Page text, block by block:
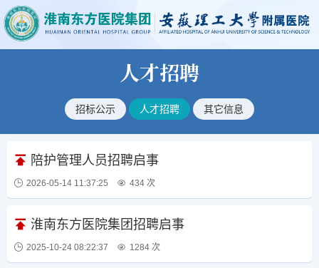
人才招聘
招标公示 人才招聘 其它信息
陪护管理人员招聘启事
2026-05-14 11:37:25 434 次
淮南东方医院集团招聘启事
2025-10-24 08:22:37 1284 次